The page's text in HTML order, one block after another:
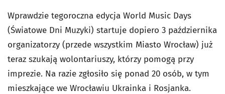
Wprawdzie tegoroczna edycja World Music Days
(Światowe Dni Muzyki) startuje dopiero 3 października
organizatorzy (przede wszystkim Miasto Wrocław) już
teraz szukają wolontariuszy, którzy pomogą przy
imprezie. Na razie zgłosiło się ponad 20 osób, w tym
mieszkające we Wrocławiu Ukrainka i Rosjanka.